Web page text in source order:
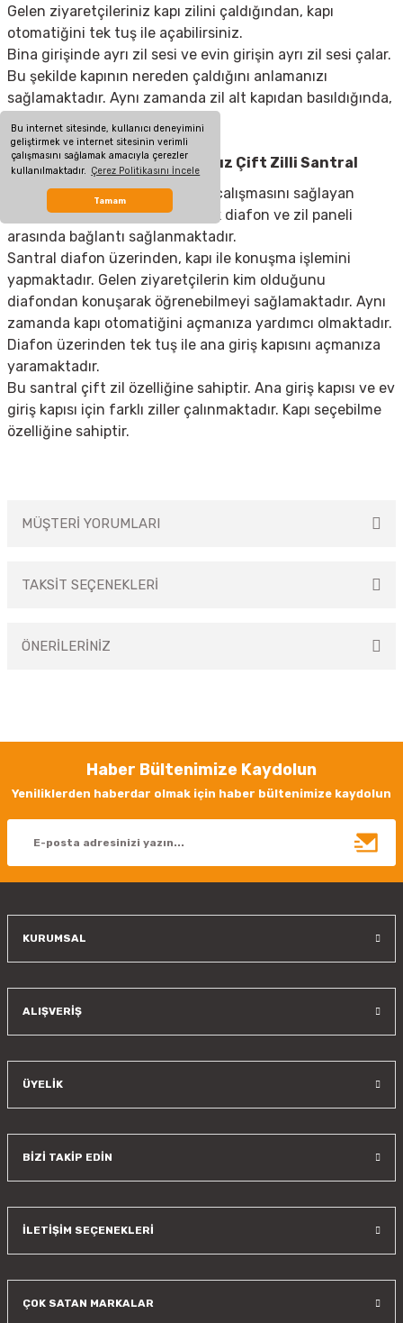
Bu internet sitesinde, kullanıcı deneyimini
geliştirmek ve internet sitesinin verimli
çalışmasını sağlamak amacıyla çerezler
kullanılmaktadır. Çerez Politikasını İncele
Tamam
Gelen ziyaretçileriniz kapı zilini çaldığından, kapı
otomatiğini tek tuş ile açabilirsiniz.
Bina girişinde ayrı zil sesi ve evin girişin ayrı zil sesi çalar.
Bu şekilde kapının nereden çaldığını anlamanızı
sağlamaktadır. Aynı zamanda zil alt kapıdan basıldığında,
Audio 002282 ES 102 Kapıcısız Çift Zilli Santral
Santraller; diafon sisteminizin çalışmasını sağlayan
cihazlardır. Bu cihazı kullanarak diafon ve zil paneli
arasında bağlantı sağlanmaktadır.
Santral diafon üzerinden, kapı ile konuşma işlemini
yapmaktadır. Gelen ziyaretçilerin kim olduğunu
diafondan konuşarak öğrenebilmeyi sağlamaktadır. Aynı
zamanda kapı otomatiğini açmanıza yardımcı olmaktadır.
Diafon üzerinden tek tuş ile ana giriş kapısını açmanıza
yaramaktadır.
Bu santral çift zil özelliğine sahiptir. Ana giriş kapısı ve ev
giriş kapısı için farklı ziller çalınmaktadır. Kapı seçebilme
özelliğine sahiptir.
MÜŞTERİ YORUMLARI
TAKSİT SEÇENEKLERİ
ÖNERİLERİNİZ
Görüş ve önerileriniz için teşekkür ederiz.
Ürün resmi kalitesiz, bozuk veya görüntülenemiyor.
Ürün bilgilerinde hatalar bulunuyor.
Haber Bültenimize Kaydolun
Yeniliklerden haberdar olmak için haber bültenimize kaydolun
KURUMSAL
ALIŞVERİŞ
ÜYELİK
BİZİ TAKİP EDİN
İLETİŞİM SEÇENEKLERİ
ÇOK SATAN MARKALAR